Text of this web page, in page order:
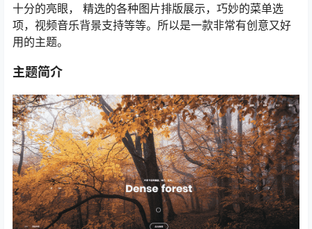
十分的亮眼， 精选的各种图片排版展示，巧妙的菜单选
项，视频音乐背景支持等等。所以是一款非常有创意又好
用的主题。
主题简介